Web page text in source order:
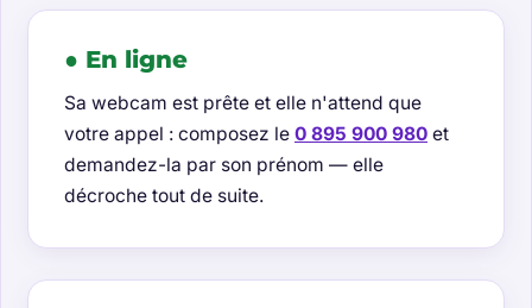
● En ligne
Sa webcam est prête et elle n'attend que
votre appel : composez le 0 895 900 980 et
demandez-la par son prénom — elle
décroche tout de suite.